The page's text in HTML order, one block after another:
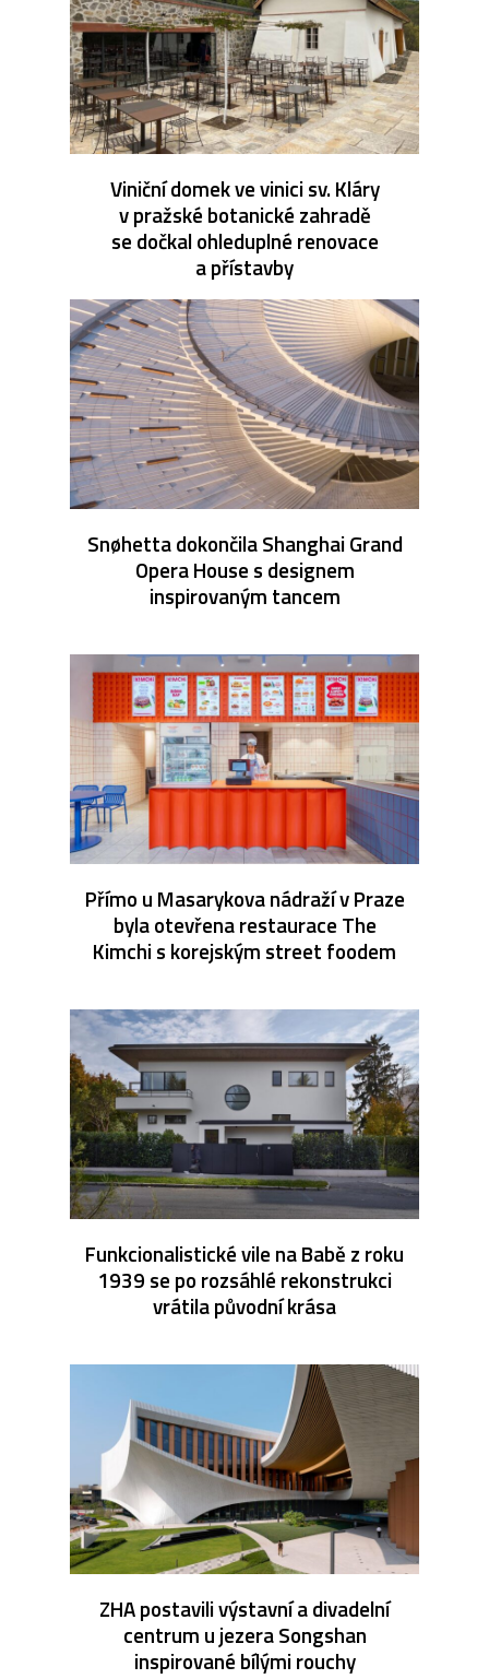
Viniční domek ve vinici sv. Kláry
v pražské botanické zahradě
se dočkal ohleduplné renovace
a přístavby
Snøhetta dokončila Shanghai Grand
Opera House s designem
inspirovaným tancem
Přímo u Masarykova nádraží v Praze
byla otevřena restaurace The
Kimchi s korejským street foodem
Funkcionalistické vile na Babě z roku
1939 se po rozsáhlé rekonstrukci
vrátila původní krása
ZHA postavili výstavní a divadelní
centrum u jezera Songshan
inspirované bílými rouchy